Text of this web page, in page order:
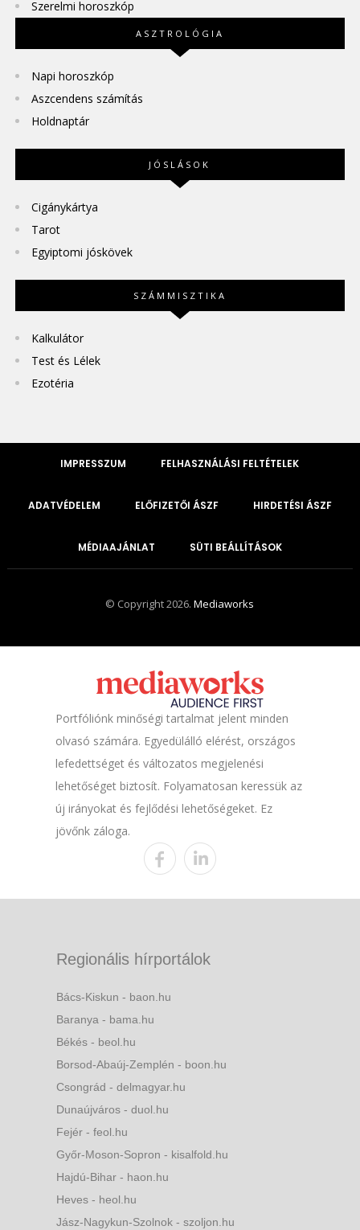
Szerelmi horoszkóp
ASZTROLÓGIA
Napi horoszkóp
Aszcendens számítás
Holdnaptár
JÓSLÁSOK
Cigánykártya
Tarot
Egyiptomi jóskövek
SZÁMMISZTIKA
Kalkulátor
Test és Lélek
Ezotéria
IMPRESSZUM FELHASZNÁLÁSI FELTÉTELEK
ADATVÉDELEM ELŐFIZETŐI ÁSZF HIRDETÉSI ÁSZF
MÉDIAAJÁNLAT SÜTI BEÁLLÍTÁSOK
© Copyright 2026.Mediaworks
Portfóliónk minőségi tartalmat jelent minden
olvasó számára. Egyedülálló elérést, országos
lefedettséget és változatos megjelenési
lehetőséget biztosít. Folyamatosan keressük az
új irányokat és fejlődési lehetőségeket. Ez
jövőnk záloga.
Regionális hírportálok
Bács-Kiskun - baon.hu
Baranya - bama.hu
Békés - beol.hu
Borsod-Abaúj-Zemplén - boon.hu
Csongrád - delmagyar.hu
Dunaújváros - duol.hu
Fejér - feol.hu
Győr-Moson-Sopron - kisalfold.hu
Hajdú-Bihar - haon.hu
Heves - heol.hu
Jász-Nagykun-Szolnok - szoljon.hu